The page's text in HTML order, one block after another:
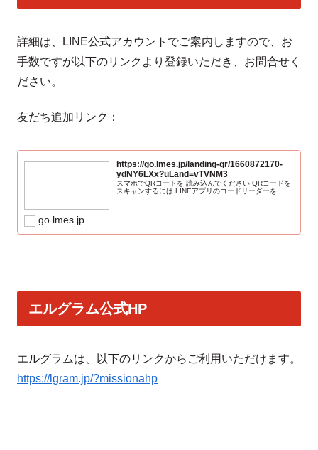
詳細は、LINE公式アカウントでご案内しますので、お
手数ですが以下のリンクより登録いただき、お問合せく
ださい。
友だち追加リンク：
https://go.lmes.jp/landing-qr/1660872170-
ydNY6LXx?uLand=vTVNM3
スマホでQRコードを 読み込んでください QRコードを
スキャンするには LINEアプリのコードリーダーを
go.lmes.jp
エルグラム公式HP
エルグラムは、以下のリンクからご利用いただけます。
https://lgram.jp/?missionahp